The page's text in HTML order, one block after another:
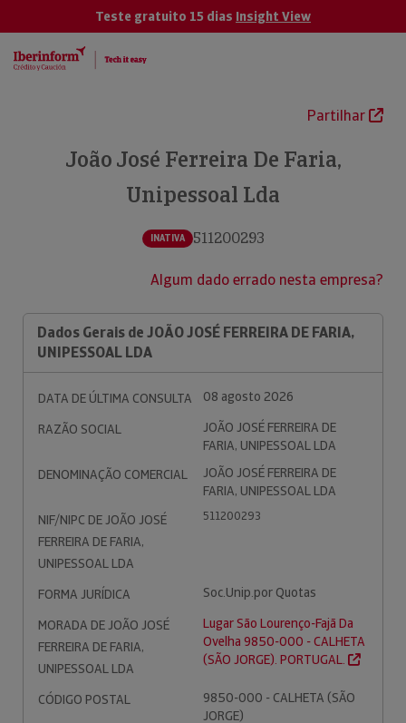
Teste gratuito 15 dias Insight View
Partilhar
João José Ferreira De Faria,
Unipessoal Lda
INATIVA 511200293
Algum dado errado nesta empresa?
Dados Gerais de JOÃO JOSÉ FERREIRA DE FARIA,
UNIPESSOAL LDA
DATA DE ÚLTIMA CONSULTA
08 agosto 2026
RAZÃO SOCIAL
JOÃO JOSÉ FERREIRA DE
FARIA, UNIPESSOAL LDA
DENOMINAÇÃO COMERCIAL
JOÃO JOSÉ FERREIRA DE
FARIA, UNIPESSOAL LDA
NIF/NIPC DE JOÃO JOSÉ
FERREIRA DE FARIA,
UNIPESSOAL LDA
511200293
FORMA JURÍDICA
Soc.Unip.por Quotas
MORADA DE JOÃO JOSÉ
FERREIRA DE FARIA,
UNIPESSOAL LDA
Lugar São Lourenço-Fajã Da
Ovelha 9850-000 - CALHETA
(SÃO JORGE). PORTUGAL.
CÓDIGO POSTAL
9850-000 - CALHETA (SÃO
JORGE)